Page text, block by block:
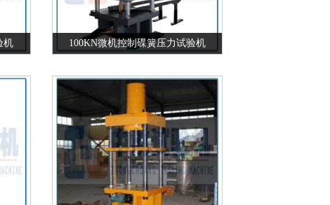
机 100KN微机控制碟簧压力试验机